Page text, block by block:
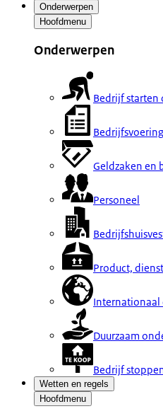
Onderwerpen
Hoofdmenu
Onderwerpen
Bedrijf starten
Bedrijfsvoering
Geldzaken en
Personeel
Product,
Internationaal
Duurzaam
Bedrijf
Wetten en regels
Hoofdmenu